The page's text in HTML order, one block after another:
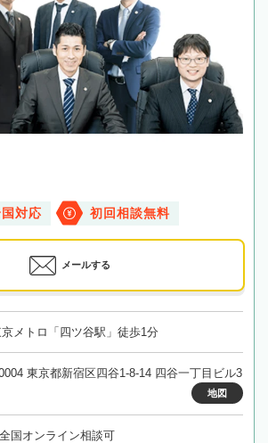
対応 初回相談無料
メールする
メトロ「四ツ谷駅」徒歩1分
東京都新宿区四谷1-8-14 四谷一丁目ビル3
地図
国オンライン相談可